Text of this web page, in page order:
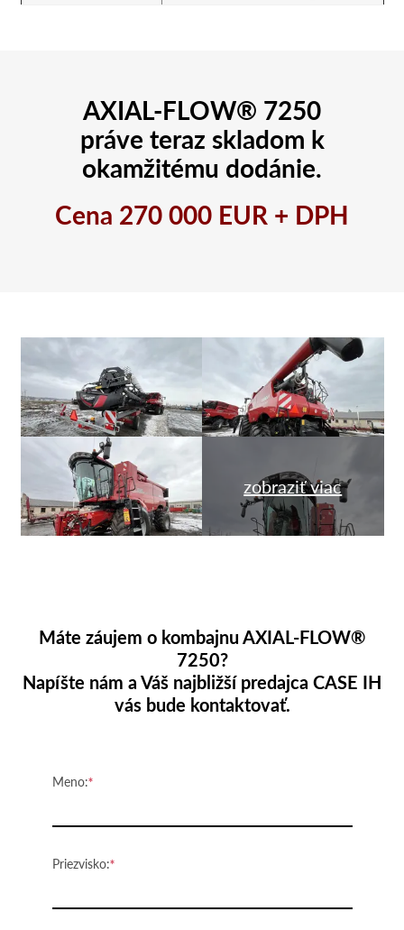
AXIAL-FLOW® 7250
práve teraz skladom k
okamžitému dodánie.
Cena 270 000 EUR + DPH
zobraziť viac
Máte záujem o kombajnu AXIAL-FLOW®
7250?
Napíšte nám a Váš najbližší predajca CASE IH
vás bude kontaktovať.
Meno:
Priezvisko: